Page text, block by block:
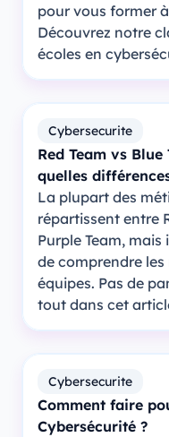
pour vous former
Découvrez notre
écoles en
Cybersecurite
Red Team vs
quelles
La plupart des
répartissent entre
Purple Team, mais
de comprendre
équipes. Pas de
tout dans cet
Cybersecurite
Comment faire
Cybersécurité ?